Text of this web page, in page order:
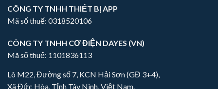
CÔNG TY TNHH THIẾT BỊ APP
Mã số thuế: 0318520106
CÔNG TY TNHH CƠ ĐIỆN DAYES (VN)
Mã số thuế: 1101836113
Lô M22, Đường số 7, KCN Hải Sơn (GĐ 3+4),
Xã Đức Hòa, Tỉnh Tây Ninh, Việt Nam.